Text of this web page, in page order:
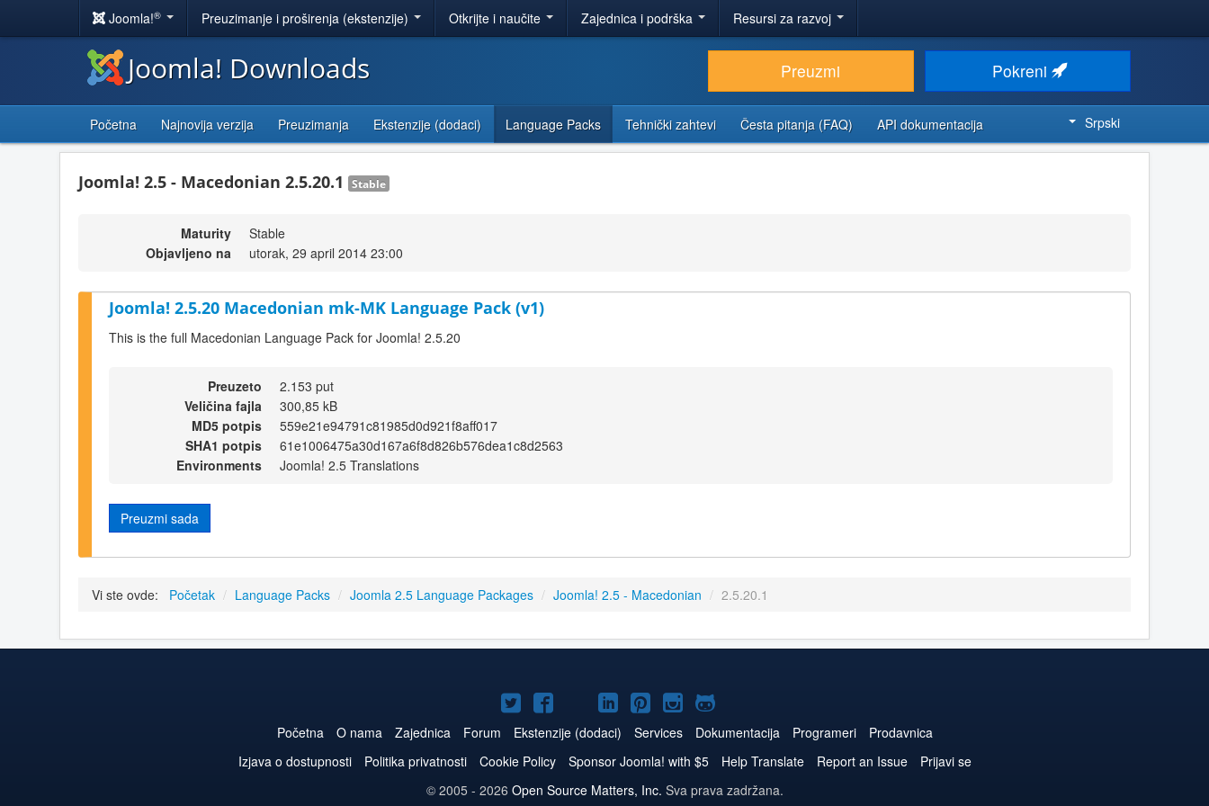
Joomla!® Preuzimanje i proširenja (ekstenzije) Otkrijte i naučite Zajednica i podrška Resursi za razvoj
Joomla! Downloads Preuzmi Pokreni
Početna Najnovija verzija Preuzimanja Ekstenzije (dodaci) Language Packs Tehnički zahtevi Česta pitanja (FAQ) API dokumentacija Srpski
Joomla! 2.5 - Macedonian 2.5.20.1 Stable
Maturity
Stable
Objavljeno na
utorak, 29 april 2014 23:00
Joomla! 2.5.20 Macedonian mk-MK Language Pack (v1)
This is the full Macedonian Language Pack for Joomla! 2.5.20
Preuzeto
2.153 put
Veličina fajla
300,85 kB
MD5 potpis
559e21e94791c81985d0d921f8aff017
SHA1 potpis
61e1006475a30d167a6f8d826b576dea1c8d2563
Environments
Joomla! 2.5 Translations
Preuzmi sada
Vi ste ovde: Početak / Language Packs / Joomla 2.5 Language Packages / Joomla! 2.5 - Macedonian / 2.5.20.1
Joomla!
na
Twitteru
Joomla!
na
Facebooku
Joomla!
na
YouTube
Joomla!
naLinkedIn
Joomla!
na
Pinterest
Joomla!
na
Instagram
Joomla!
na
GitHub
Početna O nama Zajednica Forum Ekstenzije (dodaci) Services Dokumentacija Programeri
Prodavnica
Izjava o dostupnosti
Politika privatnosti Cookie Policy Sponsor Joomla! with $5 Help Translate Report an Issue
Prijavi se
© 2005 - 2026 Open Source Matters, Inc. Sva prava zadržana.